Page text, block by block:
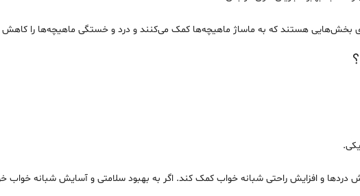
و افزایش راحتی شبانه خواب کمک کند. اگر به بهبود سلامتی و آسایش شبانه خواب